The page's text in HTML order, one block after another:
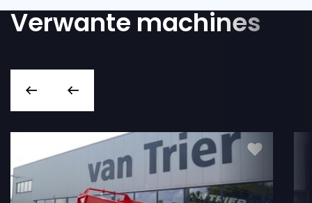
Verwante machines